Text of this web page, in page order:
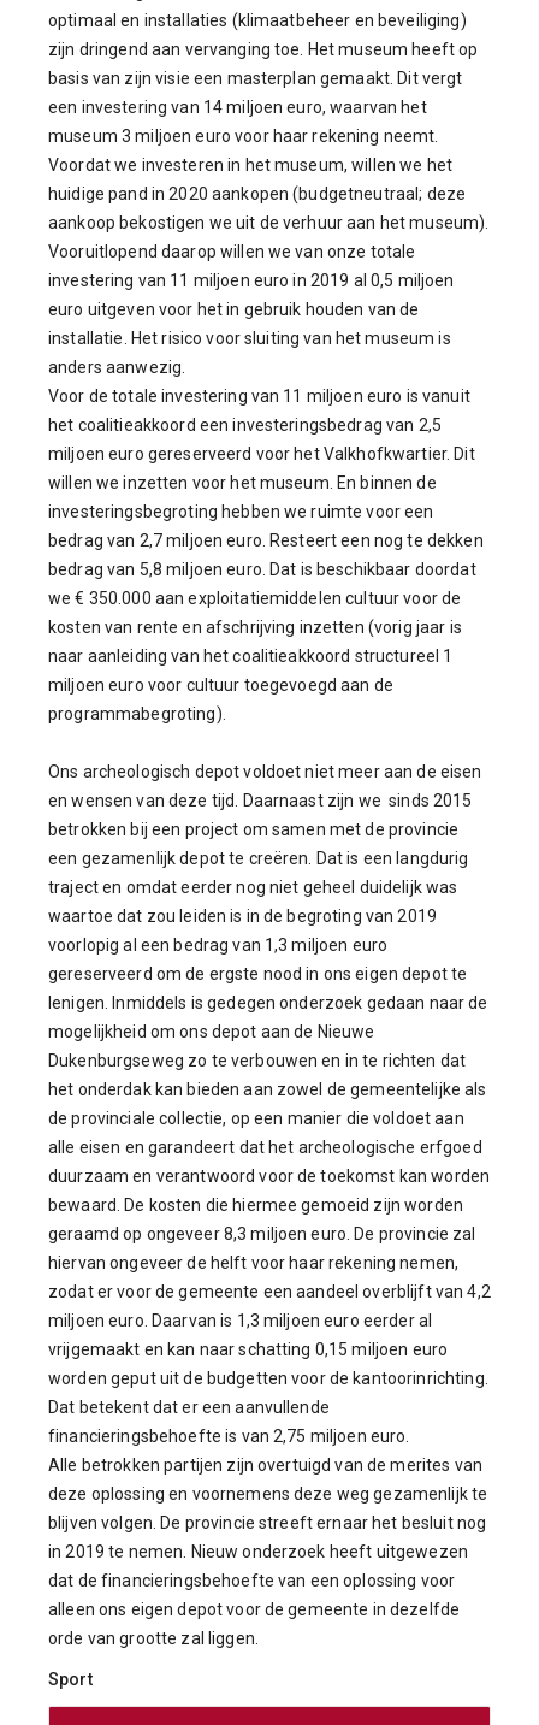
optimaal en installaties (klimaatbeheer en beveiliging)
zijn dringend aan vervanging toe. Het museum heeft op
basis van zijn visie een masterplan gemaakt. Dit vergt
een investering van 14 miljoen euro, waarvan het
museum 3 miljoen euro voor haar rekening neemt.
Voordat we investeren in het museum, willen we het
huidige pand in 2020 aankopen (budgetneutraal; deze
aankoop bekostigen we uit de verhuur aan het museum).
Vooruitlopend daarop willen we van onze totale
investering van 11 miljoen euro in 2019 al 0,5 miljoen
euro uitgeven voor het in gebruik houden van de
installatie. Het risico voor sluiting van het museum is
anders aanwezig.
Voor de totale investering van 11 miljoen euro is vanuit
het coalitieakkoord een investeringsbedrag van 2,5
miljoen euro gereserveerd voor het Valkhofkwartier. Dit
willen we inzetten voor het museum. En binnen de
investeringsbegroting hebben we ruimte voor een
bedrag van 2,7 miljoen euro. Resteert een nog te dekken
bedrag van 5,8 miljoen euro. Dat is beschikbaar doordat
we € 350.000 aan exploitatiemiddelen cultuur voor de
kosten van rente en afschrijving inzetten (vorig jaar is
naar aanleiding van het coalitieakkoord structureel 1
miljoen euro voor cultuur toegevoegd aan de
programmabegroting).
Ons archeologisch depot voldoet niet meer aan de eisen
en wensen van deze tijd. Daarnaast zijn we sinds 2015
betrokken bij een project om samen met de provincie
een gezamenlijk depot te creëren. Dat is een langdurig
traject en omdat eerder nog niet geheel duidelijk was
waartoe dat zou leiden is in de begroting van 2019
voorlopig al een bedrag van 1,3 miljoen euro
gereserveerd om de ergste nood in ons eigen depot te
lenigen. Inmiddels is gedegen onderzoek gedaan naar de
mogelijkheid om ons depot aan de Nieuwe
Dukenburgseweg zo te verbouwen en in te richten dat
het onderdak kan bieden aan zowel de gemeentelijke als
de provinciale collectie, op een manier die voldoet aan
alle eisen en garandeert dat het archeologische erfgoed
duurzaam en verantwoord voor de toekomst kan worden
bewaard. De kosten die hiermee gemoeid zijn worden
geraamd op ongeveer 8,3 miljoen euro. De provincie zal
hiervan ongeveer de helft voor haar rekening nemen,
zodat er voor de gemeente een aandeel overblijft van 4,2
miljoen euro. Daarvan is 1,3 miljoen euro eerder al
vrijgemaakt en kan naar schatting 0,15 miljoen euro
worden geput uit de budgetten voor de kantoorinrichting.
Dat betekent dat er een aanvullende
financieringsbehoefte is van 2,75 miljoen euro.
Alle betrokken partijen zijn overtuigd van de merites van
deze oplossing en voornemens deze weg gezamenlijk te
blijven volgen. De provincie streeft ernaar het besluit nog
in 2019 te nemen. Nieuw onderzoek heeft uitgewezen
dat de financieringsbehoefte van een oplossing voor
alleen ons eigen depot voor de gemeente in dezelfde
orde van grootte zal liggen.
Sport